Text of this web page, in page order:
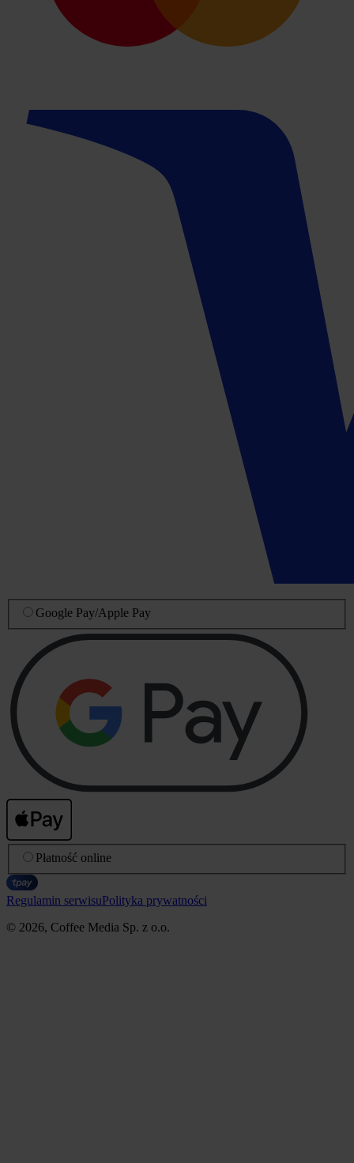
Google Pay/Apple Pay
Płatność online
Regulamin serwisuPolityka prywatności
© 2026, Coffee Media Sp. z o.o.